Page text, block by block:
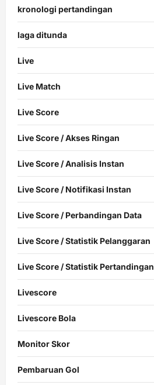
kronologi pertandingan
laga ditunda
Live
Live Match
Live Score
Live Score / Akses Ringan
Live Score / Analisis Instan
Live Score / Notifikasi Instan
Live Score / Perbandingan Data
Live Score / Statistik Pelanggaran
Live Score / Statistik Pertandingan
Livescore
Livescore Bola
Monitor Skor
Pembaruan Gol